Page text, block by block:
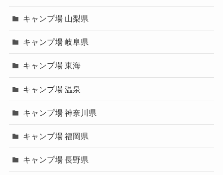
キャンプ場 山梨県
キャンプ場 岐阜県
キャンプ場 東海
キャンプ場 温泉
キャンプ場 神奈川県
キャンプ場 福岡県
キャンプ場 長野県